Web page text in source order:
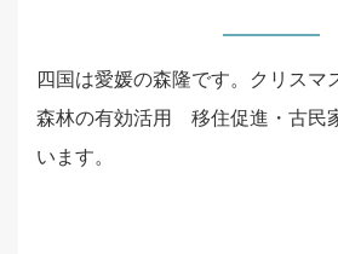
四国は愛媛の森隆です。クリスマ
森林の有効活用 移住促進・古民
います。